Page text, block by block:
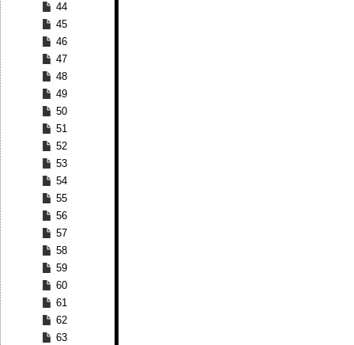
44
45
46
47
48
49
50
51
52
53
54
55
56
57
58
59
60
61
62
63